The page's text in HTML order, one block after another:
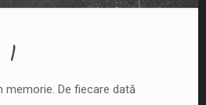
memorie. De fiecare dată